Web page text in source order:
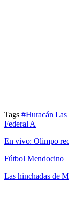
Tags #Huracán Las
Federal A
En vivo: Olimpo
Fútbol Mendocino
Las hinchadas de